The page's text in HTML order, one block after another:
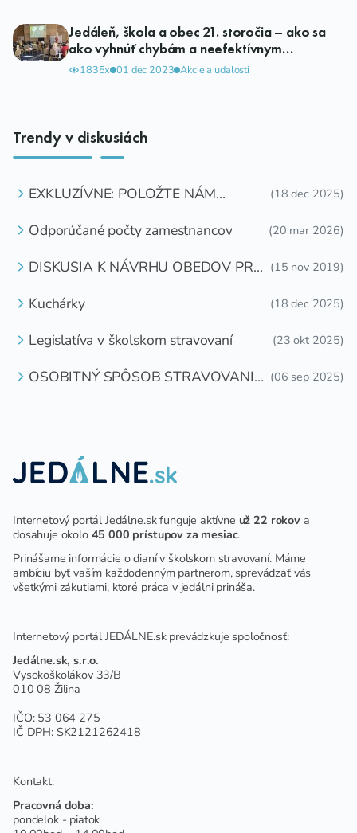
Jedáleň, škola a obec 21. storočia – ako sa
ako vyhnúť chybám a neefektívnym
investičným rozhodnutiam
1835x 01 dec 2023 Akcie a udalosti
Trendy v diskusiách
EXKLUZÍVNE: POLOŽTE NÁM
(18 dec 2025)
Odporúčané počty zamestnancov (20 mar 2026)
DISKUSIA K NÁVRHU OBEDOV PRE
(15 nov 2019)
Kuchárky (18 dec 2025)
Legislatíva v školskom stravovaní (23 okt 2025)
OSOBITNÝ SPÔSOB STRAVOVANIA (06 sep 2025)
Internetový portál Jedálne.sk funguje aktívne už 22 rokova
dosahuje okolo 45 000 prístupov za mesiac.
Prinášame informácie o dianí v školskom stravovaní. Máme
ambíciu byť vaším každodenným partnerom, sprevádzať vás
všetkými zákutiami, ktoré práca v jedálni prináša.
Internetový portál JEDÁLNE.sk prevádzkuje spoločnosť:
Jedálne.sk, s.r.o.
Vysokoškolákov 33/B
010 08 Žilina
IČO: 53 064 275
IČ DPH: SK2121262418
Kontakt:
Pracovná doba:
pondelok - piatok